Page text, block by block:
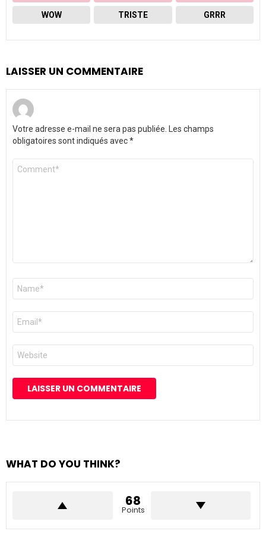
WOW TRISTE GRRR
LAISSER UN COMMENTAIRE
Votre adresse e-mail ne sera pas publiée.
Les champs
obligatoires sont indiqués avec*
Commentaire
Nom
E-
mail
*
Site
web
WHAT DO YOU THINK?
68
Points